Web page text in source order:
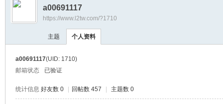
QQ新群
›
a00691117
https://www.l2tw.com/?1710
主题 个人资料
a00691117(UID: 1710)
邮箱状态
已验证
统计信息 好友数 0 回帖数 457 主题数 0